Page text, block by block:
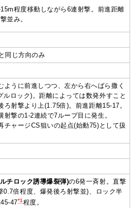
程度移動しながら6連射撃。前進距離
並み。
同じ方向のみ
ように前進しつつ、左から右へばら撒く
ルロック)。距離によっては数発外すこと
ろ射撃より上(1.75倍)。前進距離15-17。
射撃の1-2連続で7ループ目に発生。
チャージCS狙いの起点(始動75)として扱
チロック誘導爆裂弾)の6発一斉射。直撃
0.7倍程度、爆発後ろ射撃並)、ロック半
47*1程度。